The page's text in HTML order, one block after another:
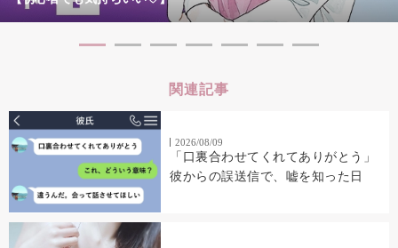
関連記事
2026/08/09
「口裏合わせてくれてありがとう」
彼からの誤送信で、嘘を知った日